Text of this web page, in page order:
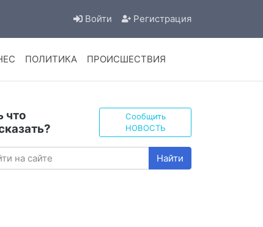
Войти Регистрация
ПОЛИТИКА ПРОИСШЕСТВИЯ
что
Сообщить
НОВОСТЬ
Найти